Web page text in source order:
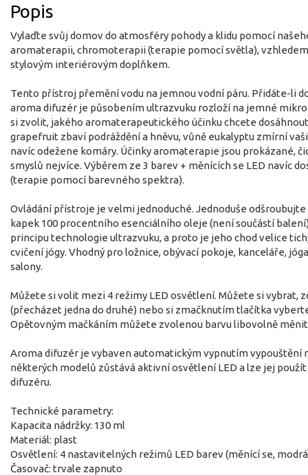
Popis
Vylaďte svůj domov do atmosféry pohody a klidu pomocí
aromaterapii, chromoterapii (terapie pomocí světla),
stylovým interiérovým doplňkem.
Tento přístroj přemění vodu na jemnou vodní páru. Přidáte-li
aroma difuzér je působením ultrazvuku rozloží na jemné
si zvolit, jakého aromaterapeutického účinku chcete
grapefruit zbaví podráždění a hněvu, vůně eukalyptu zmírní
navíc odežene komáry. Účinky aromaterapie jsou prokázané,
smyslů nejvíce. Výběrem ze 3 barev + měnících se LED navíc
(terapie pomocí barevného spektra).
Ovládání přístroje je velmi jednoduché. Jednoduše
kapek 100 procentního esenciálního oleje (není součástí
principu technologie ultrazvuku, a proto je jeho chod velice
cvičení jógy. Vhodný pro ložnice, obývací pokoje, kanceláře,
salony.
Můžete si volit mezi 4 režimy LED osvětlení. Můžete si vybrat,
(přecházet jedna do druhé) nebo si zmačknutím tlačítka
Opětovným mačkáním můžete zvolenou barvu libovolně
Aroma difuzér je vybaven automatickým vypnutím vypouštění
některých modelů zůstává aktivní osvětlení LED a lze jej
difuzéru.
Technické parametry:
Kapacita nádržky: 130 ml
Materiál: plast
Osvětlení: 4 nastavitelných režimů LED barev (měnící se,
Časovač: trvale zapnuto